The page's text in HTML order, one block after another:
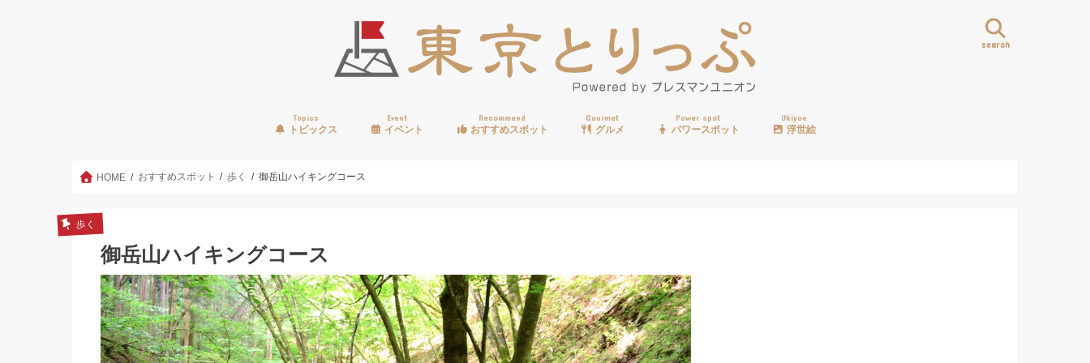
search
Topics
トピックス
Event
イベント
Recommend
おすすめスポット
Gourmet
グルメ
Power spot
パワースポット
Ukiyoe
浮世絵
HOME おすすめスポット 歩く 御岳山ハイキングコース
歩く
御岳山ハイキングコース